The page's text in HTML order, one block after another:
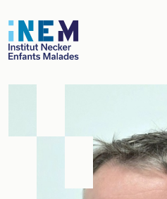
Aller au contenu principal